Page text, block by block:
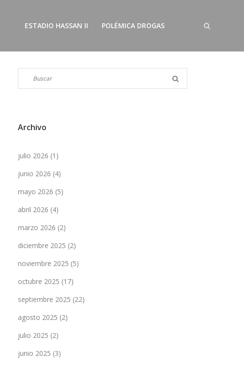
ESTADIO HASSAN II POLÉMICA DROGAS
Archivo
julio 2026 (1)
junio 2026 (4)
mayo 2026 (5)
abril 2026 (4)
marzo 2026 (2)
diciembre 2025 (2)
noviembre 2025 (5)
octubre 2025 (17)
septiembre 2025 (22)
agosto 2025 (2)
julio 2025 (2)
junio 2025 (3)